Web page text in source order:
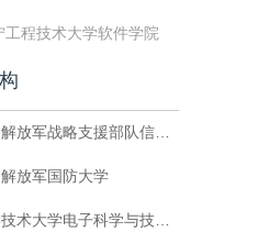
工程技术大学软件学院
军战略支援部队信息工程大学
放军国防大学
术大学电子科学与技术系